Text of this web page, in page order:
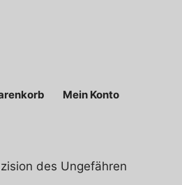
Mein Konto
des Ungefähren